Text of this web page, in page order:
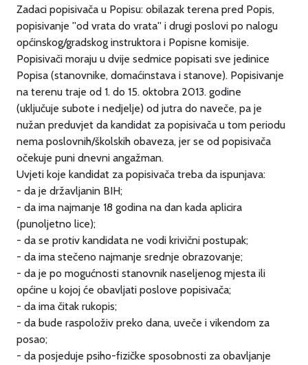
Zadaci popisivača u Popisu: obilazak terena pred Popis,
popisivanje ''od vrata do vrata'' i drugi poslovi po nalogu
općinskog/gradskog instruktora i Popisne komisije.
Popisivači moraju u dvije sedmice popisati sve jedinice
Popisa (stanovnike, domaćinstava i stanove). Popisivanje
na terenu traje od 1. do 15. oktobra 2013. godine
(uključuje subote i nedjelje) od jutra do naveče, pa je
nužan preduvjet da kandidat za popisivača u tom periodu
nema poslovnih/školskih obaveza, jer se od popisivača
očekuje puni dnevni angažman.
Uvjeti koje kandidat za popisivača treba da ispunjava:
- da je državljanin BIH;
- da ima najmanje 18 godina na dan kada aplicira
(punoljetno lice);
- da se protiv kandidata ne vodi krivični postupak;
- da ima stečeno najmanje srednje obrazovanje;
- da je po mogućnosti stanovnik naseljenog mjesta ili
općine u kojoj će obavljati poslove popisivača;
- da ima čitak rukopis;
- da bude raspoloživ preko dana, uveče i vikendom za
posao;
- da posjeduje psiho-fizičke sposobnosti za obavljanje